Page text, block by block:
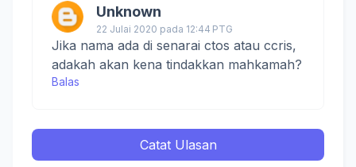
Unknown
22 Julai 2020 pada 12:44 PTG
Jika nama ada di senarai ctos atau ccris,
adakah akan kena tindakkan mahkamah?
Balas
Catat Ulasan